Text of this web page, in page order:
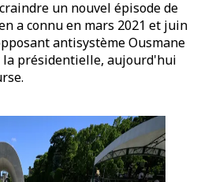
un nouvel épisode de
a connu en mars 2021 et juin
antisystème Ousmane
la présidentielle, aujourd'hui